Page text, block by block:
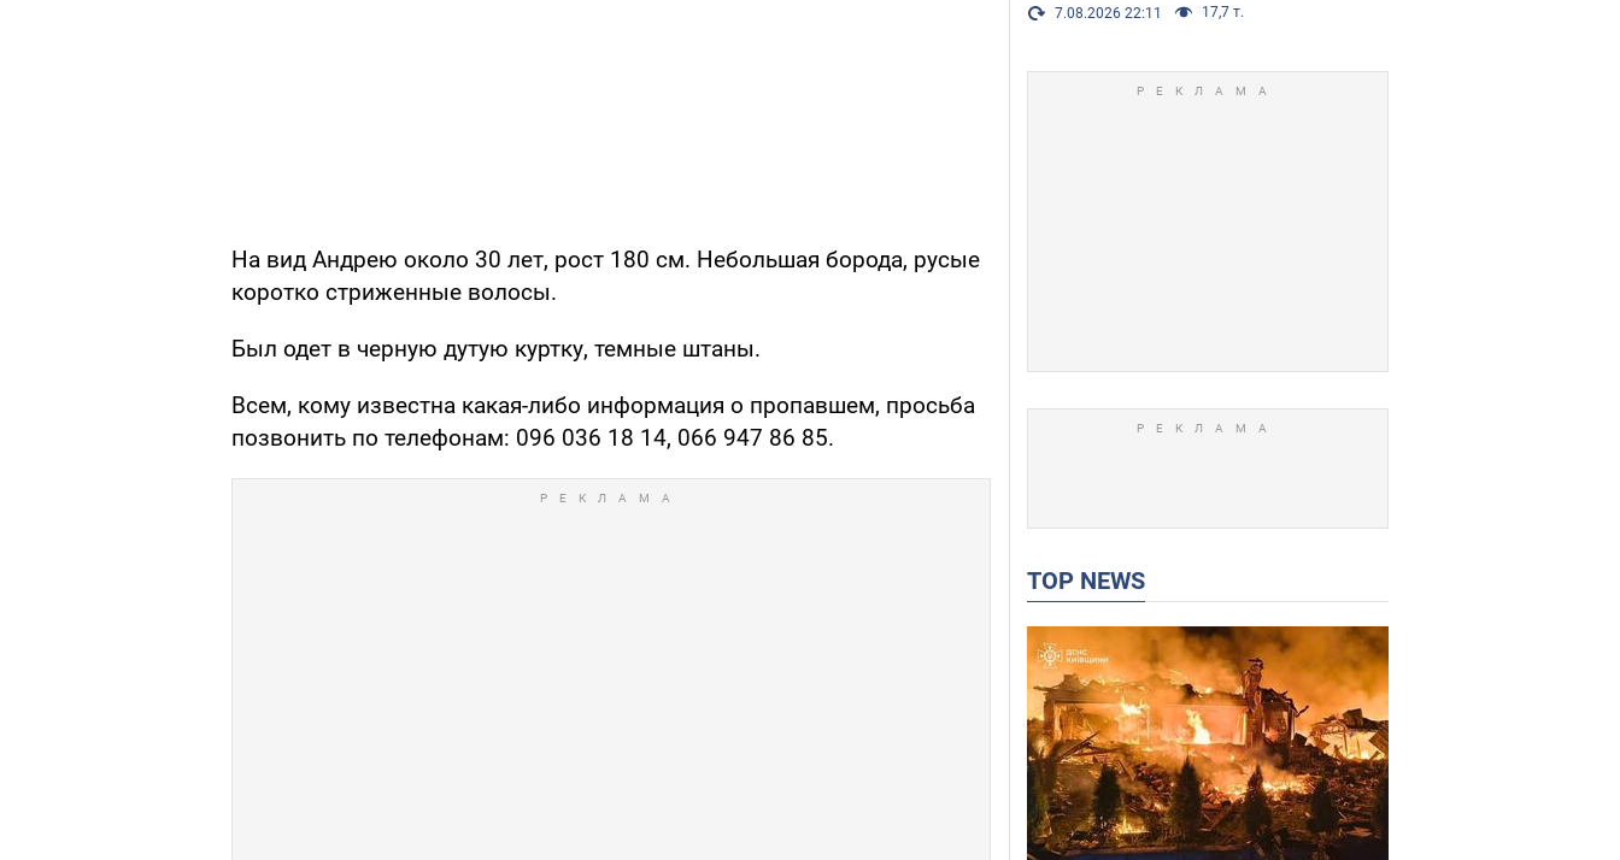
На вид Андрею около 30 лет, рост 180 см. Небольшая борода, русые
коротко стриженные волосы.
Был одет в черную дутую куртку, темные штаны.
Всем, кому известна какая-либо информация о пропавшем, просьба
позвонить по телефонам: 096 036 18 14, 066 947 86 85.
Фото7.08.2026 22:11 17,7 т.
TOP NEWS